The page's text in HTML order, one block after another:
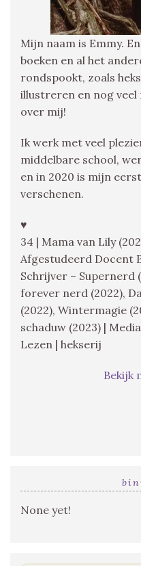
Mijn naam is Emmy.
boeken en al het
rondspookt, zoals
illustreren en nog veel
over mij!
Ik werk met veel
middelbare school,
en in 2020 is mijn
verschenen.
♥
34 | Mama van Lily
Afgestudeerd Docent
Schrijver – Supernerd
forever nerd (2022),
(2022), Wintermagie
schaduw (2023) |
Lezen | hekserij
Bekijk
None yet!